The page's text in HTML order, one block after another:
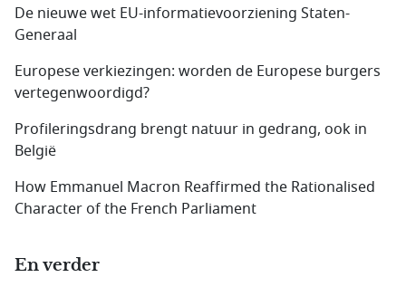
De nieuwe wet EU-informatievoorziening Staten-
Generaal
Europese verkiezingen: worden de Europese burgers
vertegenwoordigd?
Profileringsdrang brengt natuur in gedrang, ook in
België
How Emmanuel Macron Reaffirmed the Rationalised
Character of the French Parliament
En verder